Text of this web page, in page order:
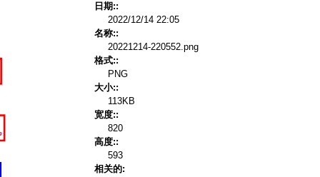
日期::
2022/12/14 22:05
名称::
20221214-220552.png
格式::
PNG
大小::
113KB
宽度::
820
高度::
593
相关的: